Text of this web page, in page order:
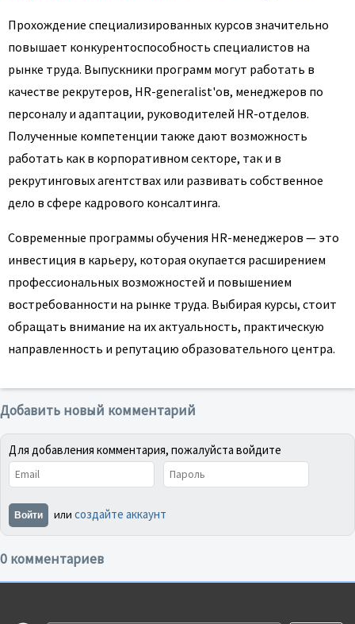
Прохождение специализированных курсов значительно
повышает конкурентоспособность специалистов на
рынке труда. Выпускники программ могут работать в
качестве рекрутеров, HR-generalist'ов, менеджеров по
персоналу и адаптации, руководителей HR-отделов.
Полученные компетенции также дают возможность
работать как в корпоративном секторе, так и в
рекрутинговых агентствах или развивать собственное
дело в сфере кадрового консалтинга.
Современные программы обучения HR-менеджеров — это
инвестиция в карьеру, которая окупается расширением
профессиональных возможностей и повышением
востребованности на рынке труда. Выбирая курсы, стоит
обращать внимание на их актуальность, практическую
направленность и репутацию образовательного центра.
Добавить новый комментарий
Для добавления комментария, пожалуйста войдите
Войти или создайте аккаунт
0 комментариев